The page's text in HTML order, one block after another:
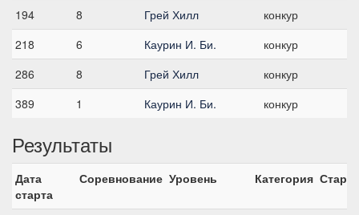
194
8 Грей Хилл
конкур
218
6 Каурин И. Би.
конкур
286
8 Грей Хилл
конкур
389
1 Каурин И. Би. конкур
Результаты
Дата
старта
Соревнование Уровень Категория Старт